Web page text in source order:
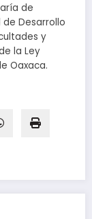
de
Desarrollo
y
la Ley
Oaxaca.